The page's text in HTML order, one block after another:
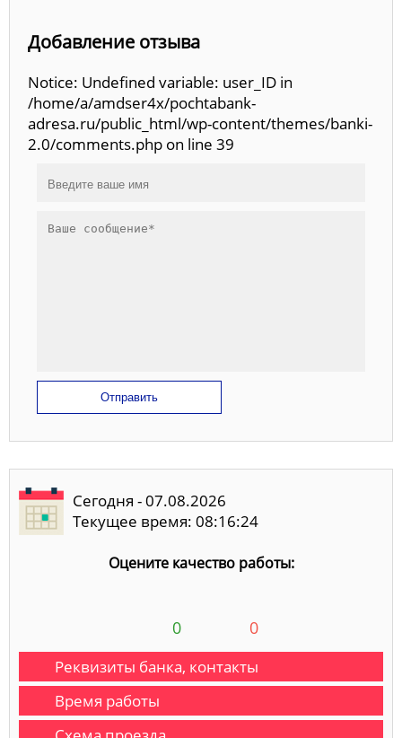
Добавление отзыва
Notice: Undefined variable: user_ID in
/home/a/amdser4x/pochtabank-
adresa.ru/public_html/wp-content/themes/banki-
2.0/comments.php on line 39
Отправить
Сегодня - 07.08.2026
Текущее время: 08:16:25
Оцените качество работы:
0 0
Реквизиты банка, контакты
Время работы